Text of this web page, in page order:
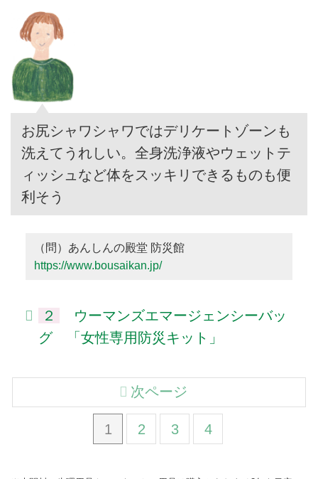
お尻シャワシャワではデリケートゾーンも
洗えてうれしい。全身洗浄液やウェットテ
ィッシュなど体をスッキリできるものも便
利そう
（問）あんしんの殿堂 防災館
https://www.bousaikan.jp/
２
ウーマンズエマージェンシーバッ
グ 「女性専用防災キット」
1 2 3 4
次ページ